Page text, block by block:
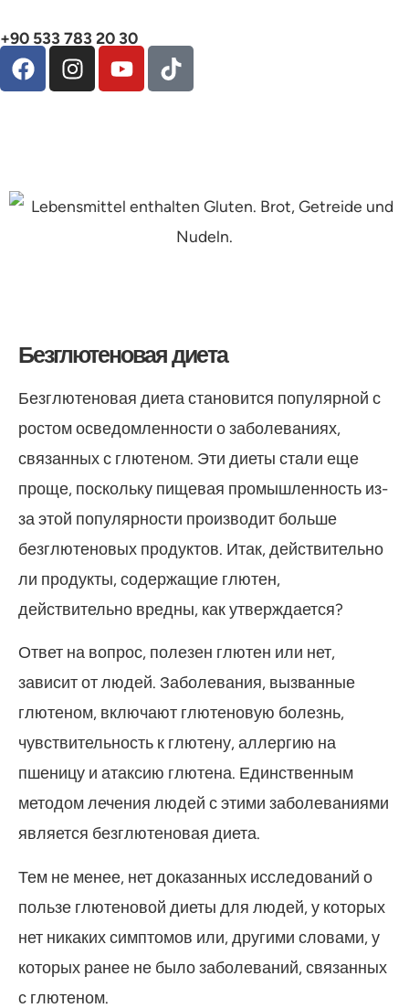
+90 533 783 20 30
Безглютеновая диета
Безглютеновая диета становится популярной с
ростом осведомленности о заболеваниях,
связанных с глютеном. Эти диеты стали еще
проще, поскольку пищевая промышленность из-
за этой популярности производит больше
безглютеновых продуктов. Итак, действительно
ли продукты, содержащие глютен,
действительно вредны, как утверждается?
Ответ на вопрос, полезен глютен или нет,
зависит от людей. Заболевания, вызванные
глютеном, включают глютеновую болезнь,
чувствительность к глютену, аллергию на
пшеницу и атаксию глютена. Единственным
методом лечения людей с этими заболеваниями
является безглютеновая диета.
Тем не менее, нет доказанных исследований о
пользе глютеновой диеты для людей, у которых
нет никаких симптомов или, другими словами, у
которых ранее не было заболеваний, связанных
с глютеном.